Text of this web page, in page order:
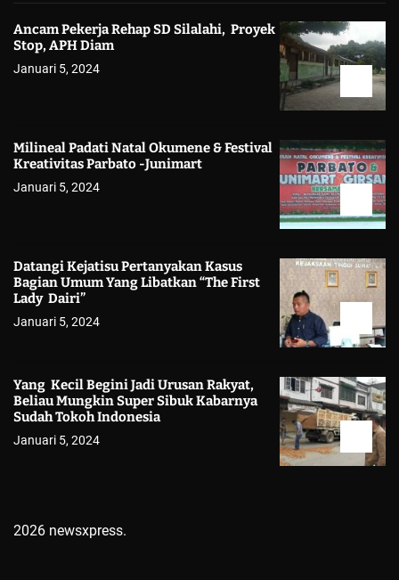
Ancam Pekerja Rehap SD Silalahi, Proyek
Stop, APH Diam
Januari 5, 2024
Milineal Padati Natal Okumene & Festival
Kreativitas Parbato -Junimart
Januari 5, 2024
Datangi Kejatisu Pertanyakan Kasus
Bagian Umum Yang Libatkan “The First
Lady Dairi”
Januari 5, 2024
Yang Kecil Begini Jadi Urusan Rakyat,
Beliau Mungkin Super Sibuk Kabarnya
Sudah Tokoh Indonesia
Januari 5, 2024
2026 newsxpress.